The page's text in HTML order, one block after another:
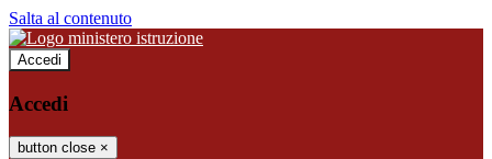
Salta al contenuto
Accedi
Accedi
button close ×